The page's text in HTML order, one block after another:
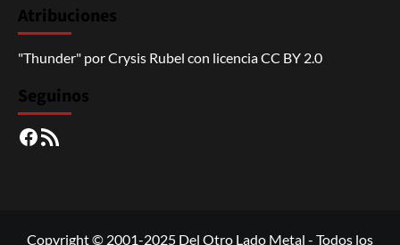
Atribuciones
"Thunder" porCrysis Rubel con licenciaCC BY 2.0
Seguinos
Facebook
RSS
Copyright © 2001-2025 Del Otro Lado Metal - Todos los